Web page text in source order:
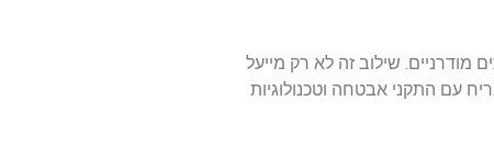
שילוב זה לא רק מייעל
עם התקני אבטחה וטכנולוגיות